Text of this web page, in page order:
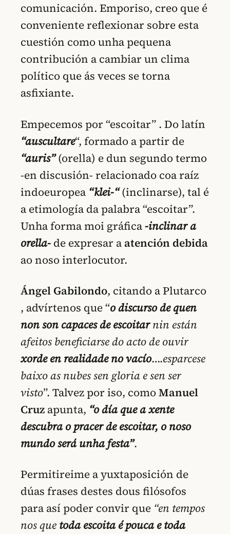
comunicación. Emporiso, creo que é
conveniente reflexionar sobre esta
cuestión como unha pequena
contribución a cambiar un clima
político que ás veces se torna
asfixiante.
Empecemos por “escoitar” . Do latín
“auscultare“, formado a partir de
“auris”(orella) e dun segundo termo
-en discusión- relacionado coa raíz
indoeuropea “klei-“(inclinarse), tal é
a etimología da palabra “escoitar”.
Unha forma moi gráfica -inclinar a
orella- de expresar aatención debida
ao noso interlocutor.
Ángel Gabilondo, citando a Plutarco
, advírtenos que “o discurso de quen
non son capaces de escoitarnin están
afeitos beneficiarse do acto de ouvir
xorde en realidade no vacío….esparcese
baixo as nubes sen gloria e sen ser
visto”. Talvez por iso, comoManuel
Cruz apunta, “o día que a xente
descubra o pracer de escoitar, o noso
mundo será unha festa”.
Permitireime a yuxtaposición de
dúas frases destes dous filósofos
para así poder convir que “en tempos
nos que toda escoita é pouca e toda